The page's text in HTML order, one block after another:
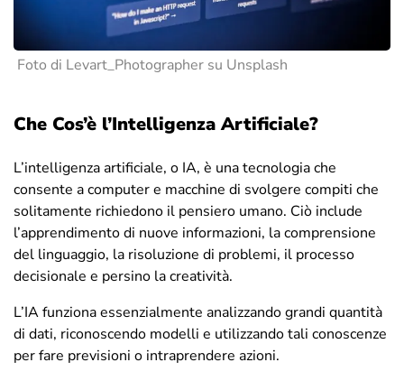
Foto di Levart_Photographer su Unsplash
Che Cos’è l’Intelligenza Artificiale?
L’intelligenza artificiale, o IA, è una tecnologia che
consente a computer e macchine di svolgere compiti che
solitamente richiedono il pensiero umano. Ciò include
l’apprendimento di nuove informazioni, la comprensione
del linguaggio, la risoluzione di problemi, il processo
decisionale e persino la creatività.
L’IA funziona essenzialmente analizzando grandi quantità
di dati, riconoscendo modelli e utilizzando tali conoscenze
per fare previsioni o intraprendere azioni.